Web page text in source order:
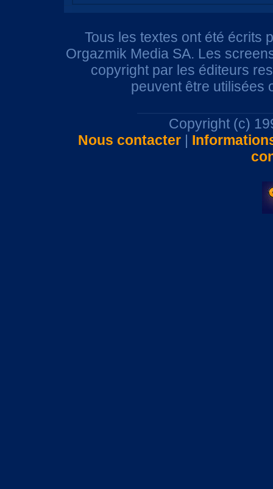
Tous les textes ont été écrits
Orgazmik Media SA. Les
copyright par les éditeurs
peuvent être utilisées
Copyright (c)
Nous contacter|